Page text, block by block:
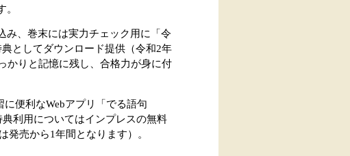
み、巻末には実力チェック用に「令
としてダウンロード提供（令和2年
かりと記憶に残し、合格力が身に付
便利なWebアプリ「でる語句
利用についてはインプレスの無料
発売から1年間となります）。